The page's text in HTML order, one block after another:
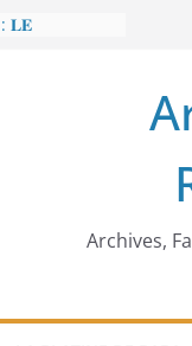
𝐋𝐄
𝐨𝐫𝐝𝐢𝐧𝐚𝐭𝐞𝐮𝐫Archives,